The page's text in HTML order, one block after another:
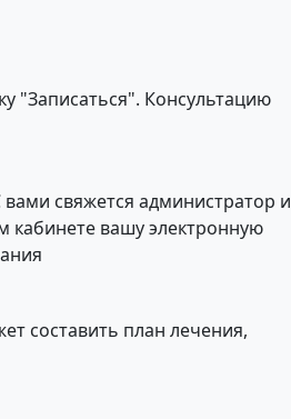
"Записаться". Консультацию
свяжется администратор и
кабинете вашу электронную
составить план лечения,